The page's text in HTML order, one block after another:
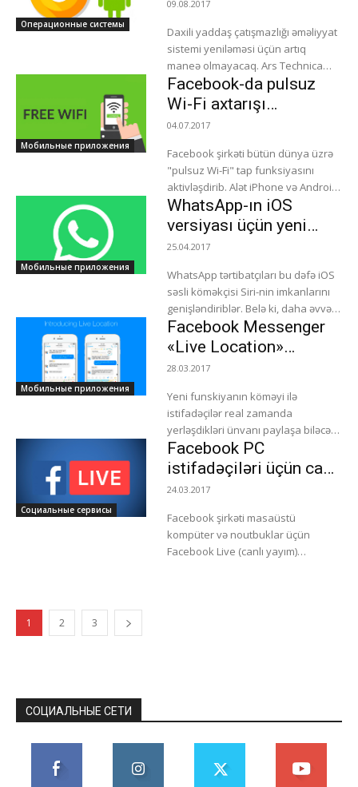
funksiya xüsusi...
Операционные системы
09.08.2017
Daxili yaddaş çatışmazlığı əməliyyat
sistemi yeniləməsi üçün artıq
maneə olmayacaq. Ars Technica
bildirir ki, Google xüsusi alqoritm
tərtib edib, hansı ki, istənilən
update-i yaddaşın...
Мобильные приложения
Facebook-da pulsuz
Wi-Fi axtarışı
funksiyasl yaranıb
04.07.2017
Facebook şirkəti bütün dünya üzrə
"pulsuz Wi-Fi" tap funksiyasını
aktivləşdirib. Alət iPhone və Android
modellərində dəstəklənəcək.
Məkanın pulsuz Wi-Fi xəritəsinə
düşməsi üçün sahibi öz...
Мобильные приложения
WhatsApp-ın iOS
versiyası üçün yeni
funksiya tərtib edilib
25.04.2017
WhatsApp tərtibatçıları bu dəfə iOS
səsli köməkçisi Siri-nin imkanlarını
genişləndiriblər. Belə ki, daha əvvəl
virtual köməkçi vasitəsilə mesajları
səsləndirərək göndərmək mümkün
Мобильные приложения
Facebook Messenger
«Live Location»
funksiyasını təqdim
28.03.2017
Yeni funskiyanın köməyi ilə
istifadəçilər real zamanda
yerləşdikləri ünvanı paylaşa biləcək.
Live Location vasitəsilə istifadəçi
dostlarına real zamanda harada
olduğunu xəritədə işarələyərək
təqdim edə...
Социальные сервисы
Facebook PC
istifadəçiləri üçün canlı
yayım funksiyasını
24.03.2017
Facebook şirkəti masaüstü
kompüter və noutbuklar üçün
Facebook Live (canlı yayım)
1 2 3
СОЦИАЛЬНЫЕ СЕТИ